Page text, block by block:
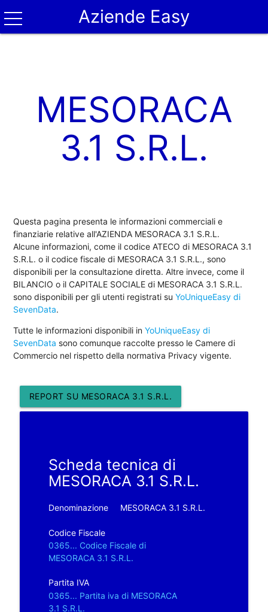
Aziende Easy
MESORACA
3.1 S.R.L.
Questa pagina presenta le informazioni commerciali e
finanziarie relative all'AZIENDA MESORACA 3.1 S.R.L.
Alcune informazioni, come il codice ATECO di MESORACA 3.1
S.R.L. o il codice fiscale di MESORACA 3.1 S.R.L., sono
disponibili per la consultazione diretta. Altre invece, come il
BILANCIO o il CAPITALE SOCIALE di MESORACA 3.1 S.R.L.
sono disponibili per gli utenti registrati suYoUniqueEasy di
SevenData.
Tutte le informazioni disponibili inYoUniqueEasy di
SevenData sono comunque raccolte presso le Camere di
Commercio nel rispetto della normativa Privacy vigente.
REPORT SU MESORACA 3.1 S.R.L.
Scheda tecnica di
MESORACA 3.1 S.R.L.
Denominazione MESORACA 3.1 S.R.L.
Codice Fiscale
0365... Codice Fiscale di
MESORACA 3.1 S.R.L.
Partita IVA
0365... Partita iva di MESORACA
3.1 S.R.L.